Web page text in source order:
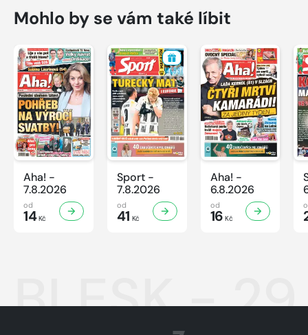
Mohlo by se vám také líbit
Aha! -
7.8.2026
od
14Kč
Sport -
7.8.2026
od
41 Kč
Aha! -
6.8.2026
od
16 Kč
BLESK -